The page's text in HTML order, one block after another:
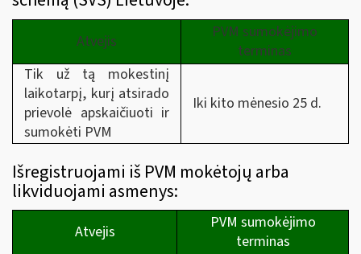
Atvejis
PVM sumokėjimo
terminas
Tik už tą mokestinį
laikotarpį, kurį atsirado
prievolė apskaičiuoti ir
sumokėti PVM
Iki kito mėnesio 25 d.
Išregistruojami iš PVM mokėtojų arba
likviduojami asmenys:
Atvejis
PVM sumokėjimo
terminas